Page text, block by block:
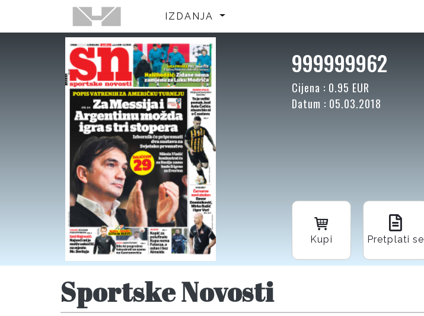
IZDANJA
999999962
Cijena : 0.95 EUR
Datum : 05.03.2018
Kupi Pretplati se
Sportske Novosti